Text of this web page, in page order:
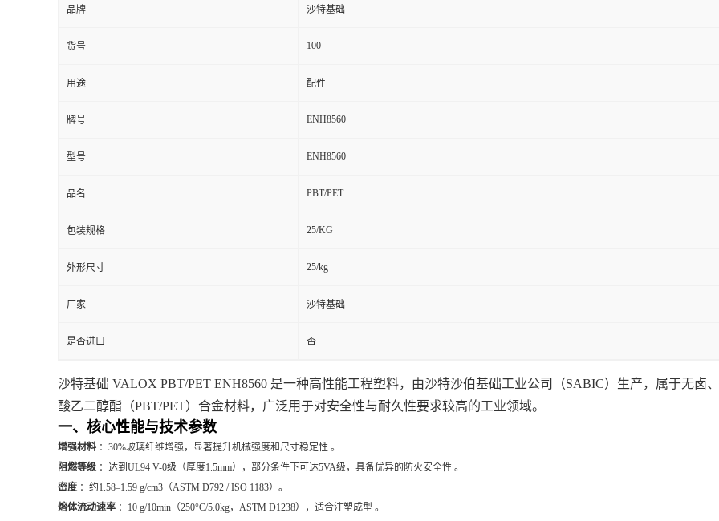
品牌 沙特基础
货号 100
用途 配件
牌号 ENH8560
型号 ENH8560
品名 PBT/PET
包装规格 25/KG
外形尺寸 25/kg
厂家 沙特基础
是否进口 否
沙特基础 VALOX PBT/PET ENH8560 是一种高性能工程塑料，由沙特沙伯基础工业公司（SABIC）生产，属于无卤
酸乙二醇酯（PBT/PET）合金材料，广泛用于对安全性与耐久性要求较高的工业领域。
一、核心性能与技术参数
增强材料 ：30%玻璃纤维增强，显著提升机械强度和尺寸稳定性 。
阻燃等级 ：达到UL94 V-0级（厚度1.5mm），部分条件下可达5VA级，具备优异的防火安全性 。
密度 ：约1.58–1.59 g/cm3（ASTM D792 / ISO 1183）。
熔体流动速率 ：10 g/10min（250°C/5.0kg，ASTM D1238），适合注塑成型 。